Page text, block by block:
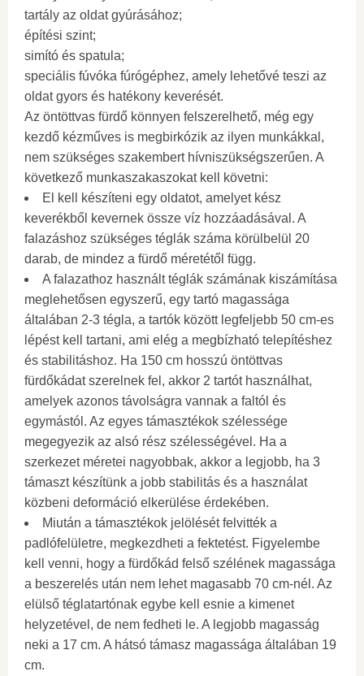
tartály az oldat gyúrásához;
építési szint;
simító és spatula;
speciális fúvóka fúrógéphez, amely lehetővé teszi az
oldat gyors és hatékony keverését.
Az öntöttvas fürdő könnyen felszerelhető, még egy
kezdő kézműves is megbirkózik az ilyen munkákkal,
nem szükséges szakembert hívniszükségszerűen. A
következő munkaszakaszokat kell követni:
El kell készíteni egy oldatot, amelyet kész
keverékből kevernek össze víz hozzáadásával. A
falazáshoz szükséges téglák száma körülbelül 20
darab, de mindez a fürdő méretétől függ.
A falazathoz használt téglák számának kiszámítása
meglehetősen egyszerű, egy tartó magassága
általában 2-3 tégla, a tartók között legfeljebb 50 cm-es
lépést kell tartani, ami elég a megbízható telepítéshez
és stabilitáshoz. Ha 150 cm hosszú öntöttvas
fürdőkádat szerelnek fel, akkor 2 tartót használhat,
amelyek azonos távolságra vannak a faltól és
egymástól. Az egyes támasztékok szélessége
megegyezik az alsó rész szélességével. Ha a
szerkezet méretei nagyobbak, akkor a legjobb, ha 3
támaszt készítünk a jobb stabilitás és a használat
közbeni deformáció elkerülése érdekében.
Miután a támasztékok jelölését felvitték a
padlófelületre, megkezdheti a fektetést. Figyelembe
kell venni, hogy a fürdőkád felső szélének magassága
a beszerelés után nem lehet magasabb 70 cm-nél. Az
elülső téglatartónak egybe kell esnie a kimenet
helyzetével, de nem fedheti le. A legjobb magasság
neki a 17 cm. A hátsó támasz magassága általában 19
cm.